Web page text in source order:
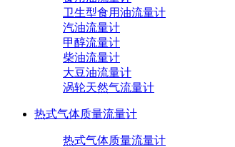
卫生型食用油流量计
汽油流量计
甲醇流量计
柴油流量计
大豆油流量计
涡轮天然气流量计
热式气体质量流量计
热式气体质量流量计